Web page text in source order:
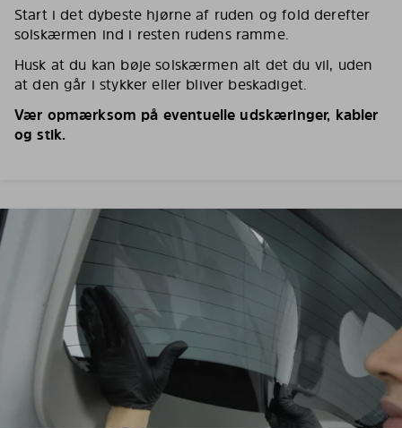
Start i det dybeste hjørne af ruden og fold derefter
solskærmen ind i resten rudens ramme.
Husk at du kan bøje solskærmen alt det du vil, uden
at den går i stykker eller bliver beskadiget.
Vær opmærksom på eventuelle udskæringer, kabler
og stik.